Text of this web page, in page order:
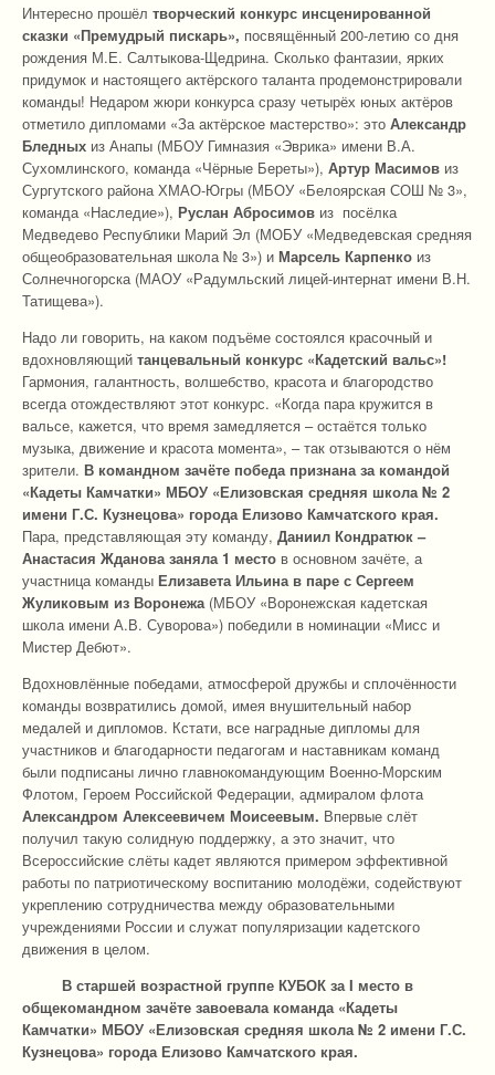
Интересно прошёл творческий конкурс инсценированной
сказки «Премудрый пискарь», посвящённый 200-летию со дня
рождения М.Е. Салтыкова-Щедрина. Сколько фантазии, ярких
придумок и настоящего актёрского таланта продемонстрировали
команды! Недаром жюри конкурса сразу четырёх юных актёров
отметило дипломами «За актёрское мастерство»: это Александр
Бледных из Анапы (МБОУ Гимназия «Эврика» имени В.А.
Сухомлинского, команда «Чёрные Береты»), Артур Масимов из
Сургутского района ХМАО-Югры (МБОУ «Белоярская СОШ № 3»,
команда «Наследие»), Руслан Абросимов из посёлка
Медведево Республики Марий Эл (МОБУ «Медведевская средняя
общеобразовательная школа № 3») и Марсель Карпенко из
Солнечногорска (МАОУ «Радумльский лицей-интернат имени В.Н.
Татищева»).
Надо ли говорить, на каком подъёме состоялся красочный и
вдохновляющий танцевальный конкурс «Кадетский вальс»!
Гармония, галантность, волшебство, красота и благородство
всегда отождествляют этот конкурс. «Когда пара кружится в
вальсе, кажется, что время замедляется – остаётся только
музыка, движение и красота момента», – так отзываются о нём
зрители. В командном зачёте победа признана за командой
«Кадеты Камчатки» МБОУ «Елизовская средняя школа № 2
имени Г.С. Кузнецова» города Елизово Камчатского края.
Пара, представляющая эту команду, Даниил Кондратюк –
Анастасия Жданова заняла 1 место в основном зачёте, а
участница команды Елизавета Ильина в паре с Сергеем
Жуликовым из Воронежа (МБОУ «Воронежская кадетская
школа имени А.В. Суворова») победили в номинации «Мисс и
Мистер Дебют».
Вдохновлённые победами, атмосферой дружбы и сплочённости
команды возвратились домой, имея внушительный набор
медалей и дипломов. Кстати, все наградные дипломы для
участников и благодарности педагогам и наставникам команд
были подписаны лично главнокомандующим Военно-Морским
Флотом, Героем Российской Федерации, адмиралом флота
Александром Алексеевичем Моисеевым. Впервые слёт
получил такую солидную поддержку, а это значит, что
Всероссийские слёты кадет являются примером эффективной
работы по патриотическому воспитанию молодёжи, содействуют
укреплению сотрудничества между образовательными
учреждениями России и служат популяризации кадетского
движения в целом.
В старшей возрастной группе КУБОК за I место в
общекомандном зачёте завоевала команда «Кадеты
Камчатки» МБОУ «Елизовская средняя школа № 2 имени Г.С.
Кузнецова» города Елизово Камчатского края.